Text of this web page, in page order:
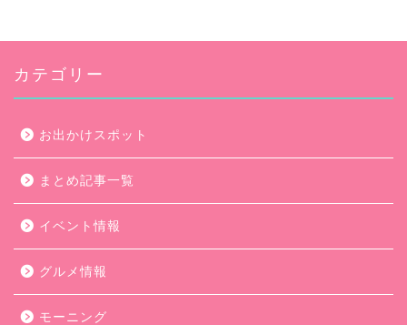
カテゴリー
お出かけスポット
まとめ記事一覧
イベント情報
グルメ情報
モーニング